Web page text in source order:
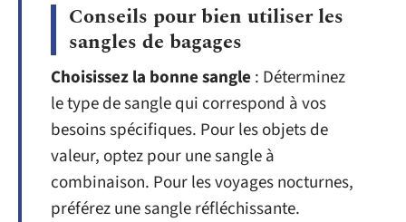
Conseils pour bien utiliser les
sangles de bagages
Choisissez la bonne sangle : Déterminez
le type de sangle qui correspond à vos
besoins spécifiques. Pour les objets de
valeur, optez pour une sangle à
combinaison. Pour les voyages nocturnes,
préférez une sangle réfléchissante.